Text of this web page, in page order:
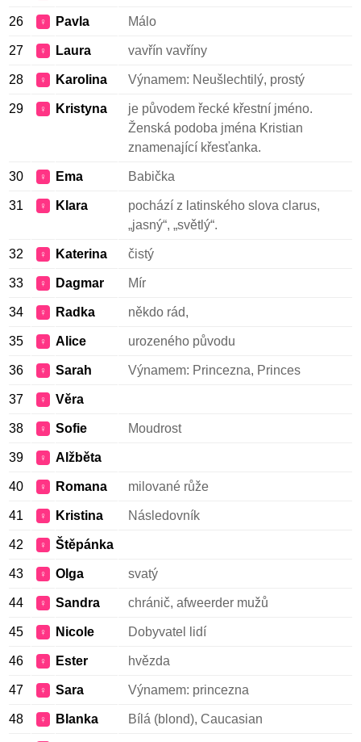
26 ♀ Pavla Málo
27 ♀ Laura vavřín vavříny
28 ♀ Karolina Výnamem: Neušlechtilý, prostý
29 ♀ Kristyna
je původem řecké křestní jméno.
Ženská podoba jména Kristian
znamenající křesťanka.
30 ♀ Ema Babička
31 ♀ Klara
pochází z latinského slova clarus,
„jasný“, „světlý“.
32 ♀ Katerina čistý
33 ♀ Dagmar Mír
34 ♀ Radka někdo rád,
35 ♀ Alice urozeného původu
36 ♀ Sarah Výnamem: Princezna, Princes
37 ♀ Věra
38 ♀ Sofie Moudrost
39 ♀ Alžběta
40 ♀ Romana milované růže
41 ♀ Kristina Následovník
42 ♀ Štěpánka
43 ♀ Olga svatý
44 ♀ Sandra chránič, afweerder mužů
45 ♀ Nicole Dobyvatel lidí
46 ♀ Ester hvězda
47 ♀ Sara Výnamem: princezna
48 ♀ Blanka Bílá (blond), Caucasian